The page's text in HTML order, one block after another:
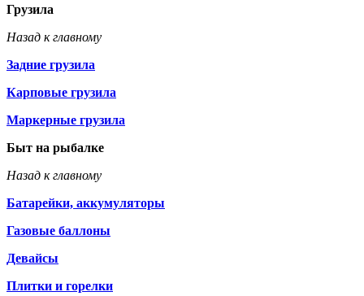
Грузила
Назад к главному
Задние грузила
Карповые грузила
Маркерные грузила
Быт на рыбалке
Назад к главному
Батарейки, аккумуляторы
Газовые баллоны
Девайсы
Плитки и горелки